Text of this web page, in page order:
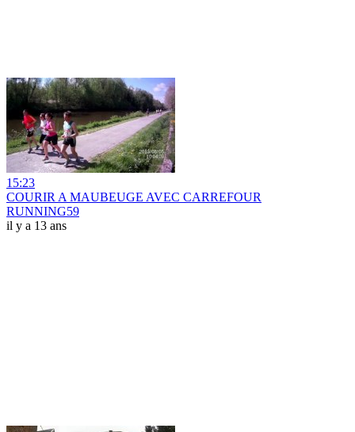
15:23
COURIR A MAUBEUGE AVEC CARREFOUR
RUNNING59
il y a 13 ans